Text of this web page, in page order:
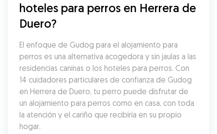
hoteles para perros en Herrera de
Duero?
El enfoque de Gudog para el alojamiento para
perros es una alternativa acogedora y sin jaulas a las
residencias caninas o los hoteles para perros. Con
14 cuidadores particulares de confianza de Gudog
en Herrera de Duero, tu perro puede disfrutar de
un alojamiento para perros como en casa, con toda
la atención y el cariño que recibiría en su propio
hogar.